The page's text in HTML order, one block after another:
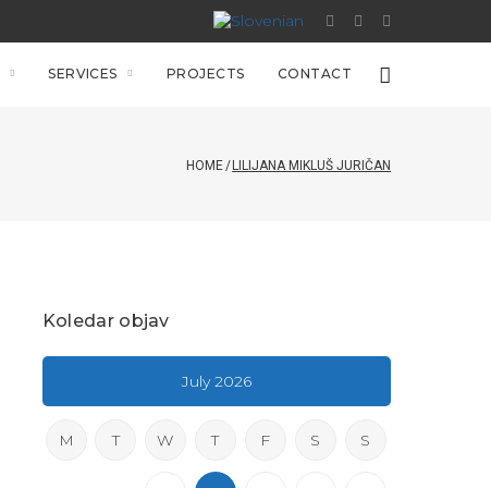
SERVICES PROJECTS CONTACT
HOME/ LILIJANA MIKLUŠ JURIČAN
Koledar objav
July 2026
M T W T F S S